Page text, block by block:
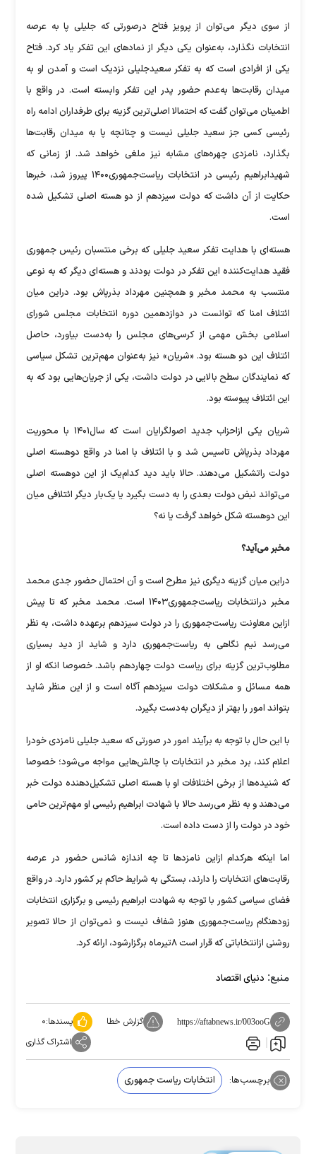
از سوی دیگر می‌توان از پرویز فتاح درصورتی که جلیلی پا به عرصه
انتخابات نگذارد، به‌عنوان یکی دیگر از نمادهای این تفکر یاد کرد. فتاح
یکی از افرادی است که به تفکر سعیدجلیلی نزدیک است و آمدن او به
میدان رقابت‌ها به‌عدم حضور پدر این تفکر وابسته است. در واقع با
اطمینان می‌توان گفت که احتمالا اصلی‌ترین گزینه برای طرفداران ادامه راه
رئیسی کسی جز سعید جلیلی نیست و چنانچه پا به میدان رقابت‌ها
بگذارد، نامزدی چهره‌های مشابه نیز ملغی خواهد شد. از زمانی که
شهیدابراهیم رئیسی در انتخابات ریاست‌جمهوری۱۴۰۰ پیروز شد، خبرها
حکایت از آن داشت که دولت سیزدهم از دو هسته اصلی تشکیل شده
است.
هسته‌ای با هدایت تفکر سعید جلیلی که برخی منتسبان رئیس جمهوری
فقید هدایت‌کننده این تفکر در دولت بودند و هسته‌ای دیگر که به نوعی
منتسب به محمد مخبر و همچنین مهرداد بذرپاش بود. دراین میان
ائتلاف امنا که توانست در دوازدهمین دوره انتخابات مجلس شورای
اسلامی بخش مهمی از کرسی‌های مجلس را به‌دست بیاورد، حاصل
ائتلاف این دو هسته بود. «شریان» نیز به‌عنوان مهم‌ترین تشکل سیاسی
که نمایندگان سطح بالایی در دولت داشت، یکی از جریان‌هایی بود که به
این ائتلاف پیوسته بود.
شریان یکی ازاحزاب جدید اصولگرایان است که سال۱۴۰۱ با محوریت
مهرداد بذرپاش تاسیس شد و با ائتلاف با امنا در واقع دوهسته اصلی
دولت راتشکیل می‌دهند. حالا باید دید کدام‌یک از این دوهسته اصلی
می‌تواند نبض دولت بعدی را به دست بگیرد یا یک‌بار دیگر ائتلافی میان
این دوهسته شکل خواهد گرفت یا نه؟
مخبر می‌آید؟
دراین میان گزینه دیگری نیز مطرح است و آن احتمال حضور جدی محمد
مخبر درانتخابات ریاست‌جمهوری۱۴۰۳ است. محمد مخبر که تا پیش
ازاین معاونت ریاست‌جمهوری را در دولت سیزدهم برعهده داشت، به نظر
می‌رسد نیم نگاهی به ریاست‌جمهوری دارد و شاید از دید بسیاری
مطلوب‌ترین گزینه برای ریاست دولت چهاردهم باشد. خصوصا انکه او از
همه مسائل و مشکلات دولت سیزدهم آگاه است و از این منظر شاید
بتواند امور را بهتر از دیگران به‌دست بگیرد.
با این حال با توجه به برآیند امور در صورتی که سعید جلیلی نامزدی خودرا
اعلام کند، برد مخبر در انتخابات با چالش‌هایی مواجه می‌شود؛ خصوصا
که شنیده‌ها از برخی اختلافات او با هسته اصلی تشکیل‌دهنده دولت خبر
می‌دهند و به نظر می‌رسد حالا با شهادت ابراهیم رئیسی او مهم‌ترین حامی
خود در دولت را از دست داده است.
اما اینکه هرکدام ازاین نامزدها تا چه اندازه شانس حضور در عرصه
رقابت‌های انتخابات را دارند، بستگی به شرایط حاکم بر کشور دارد. در واقع
فضای سیاسی کشور با توجه به شهادت ابراهیم رئیسی و برگزاری انتخابات
زودهنگام ریاست‌جمهوری هنوز شفاف نیست و نمی‌توان از حالا تصویر
روشنی ازانتخاباتی که قرار است ۸تیرماه برگزارشود، ارائه کرد.
منبع: دنیای اقتصاد
https://aftabnews.ir/003ooG گزارش خطا پسندها:۰
اشتراک گذاری
برچسب‌ها: انتخابات ریاست جمهوری